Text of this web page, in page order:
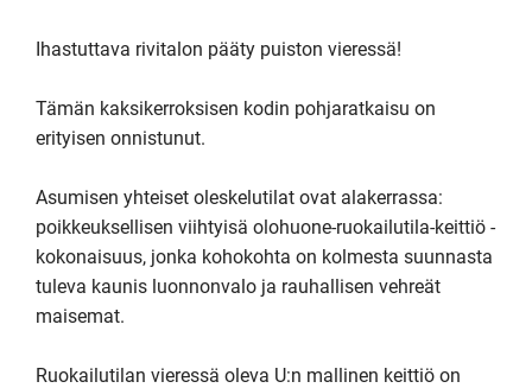
Ihastuttava rivitalon pääty puiston vieressä!
Tämän kaksikerroksisen kodin pohjaratkaisu on
erityisen onnistunut.
Asumisen yhteiset oleskelutilat ovat alakerrassa:
poikkeuksellisen viihtyisä olohuone-ruokailutila-keittiö -
kokonaisuus, jonka kohokohta on kolmesta suunnasta
tuleva kaunis luonnonvalo ja rauhallisen vehreät
maisemat.
Ruokailutilan vieressä oleva U:n mallinen keittiö on